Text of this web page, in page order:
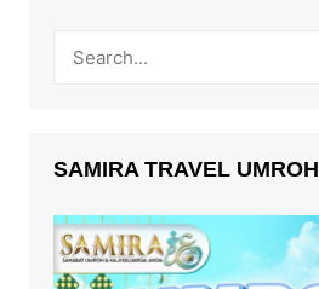
SAMIRA TRAVEL UMROH